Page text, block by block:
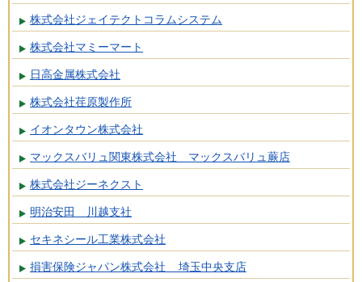
株式会社ジェイテクトコラムシステム
株式会社マミーマート
日高金属株式会社
株式会社荏原製作所
イオンタウン株式会社
マックスバリュ関東株式会社 マックスバリュ蕨店
株式会社ジーネクスト
明治安田 川越支社
セキネシール工業株式会社
損害保険ジャパン株式会社 埼玉中央支店